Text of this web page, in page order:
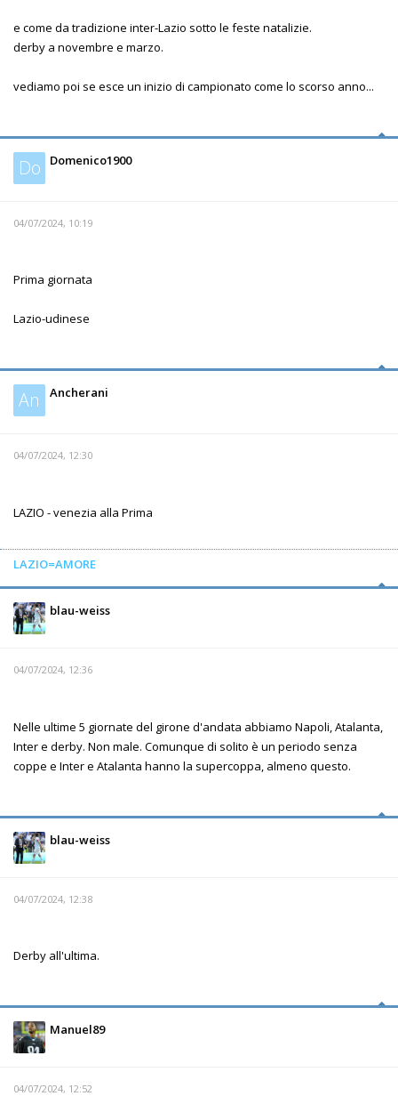
e come da tradizione inter-Lazio sotto le feste natalizie.
derby a novembre e marzo.
vediamo poi se esce un inizio di campionato come lo scorso anno...
Do Domenico1900
04/07/2024, 10:19
Prima giornata
Lazio-udinese
An Ancherani
04/07/2024, 12:30
LAZIO - venezia alla Prima
LAZIO=AMORE
blau-weiss
04/07/2024, 12:36
Nelle ultime 5 giornate del girone d'andata abbiamo Napoli, Atalanta,
Inter e derby. Non male. Comunque di solito è un periodo senza
coppe e Inter e Atalanta hanno la supercoppa, almeno questo.
blau-weiss
04/07/2024, 12:38
Derby all'ultima.
Manuel89
04/07/2024, 12:52